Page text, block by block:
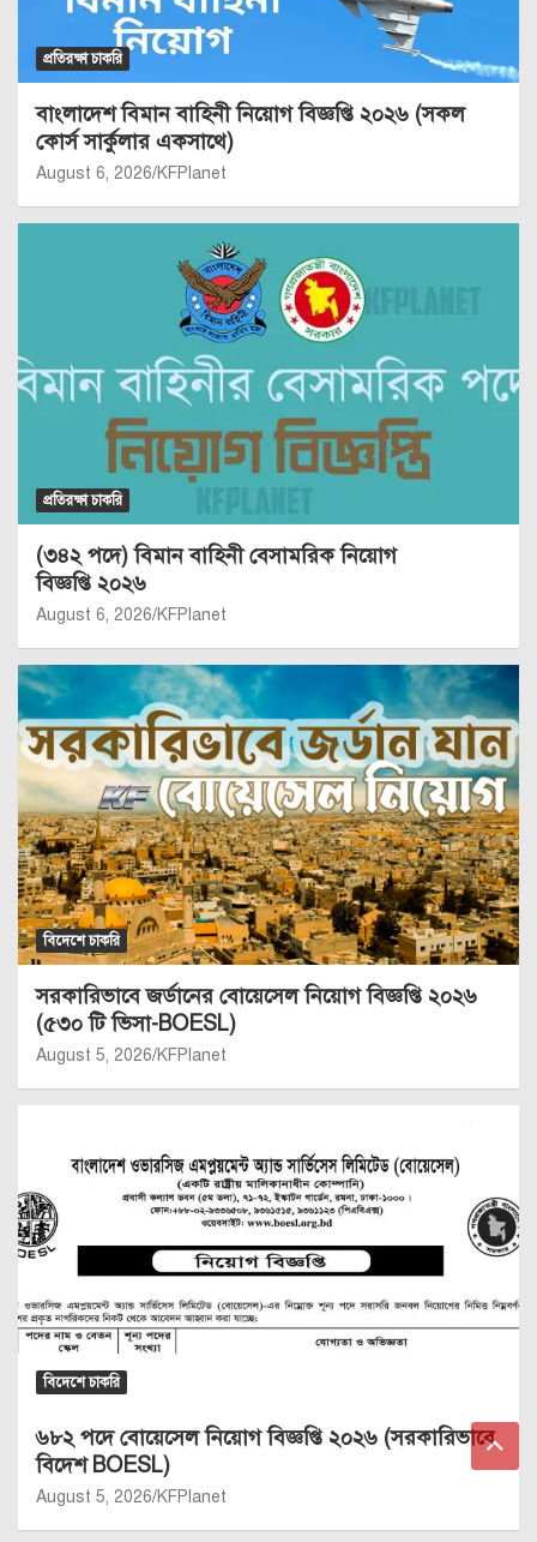
প্রতিরক্ষা চাকরি
বাংলাদেশ বিমান বাহিনী নিয়োগ বিজ্ঞপ্তি ২০২৬ (সকল
কোর্স সার্কুলার একসাথে)
August 6, 2026 KFPlanet
প্রতিরক্ষা চাকরি
(৩৪২ পদে) বিমান বাহিনী বেসামরিক নিয়োগ
বিজ্ঞপ্তি ২০২৬
August 6, 2026 KFPlanet
বিদেশে চাকরি
সরকারিভাবে জর্ডানের বোয়েসেল নিয়োগ বিজ্ঞপ্তি ২০২৬
(৫৩০ টি ভিসা-BOESL)
August 5, 2026 KFPlanet
বিদেশে চাকরি
৬৮২ পদে বোয়েসেল নিয়োগ বিজ্ঞপ্তি ২০২৬ (সরকারিভাবে
বিদেশ BOESL)
August 5, 2026 KFPlanet